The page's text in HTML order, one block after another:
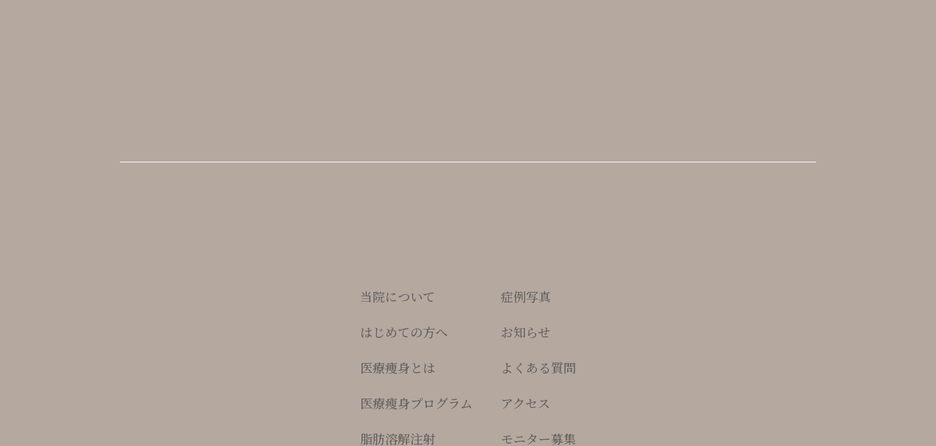
当院について
症例写真
はじめての方へ
お知らせ
医療痩身とは
よくある質問
医療瘦身プログラム
アクセス
脂肪溶解注射
モニター募集